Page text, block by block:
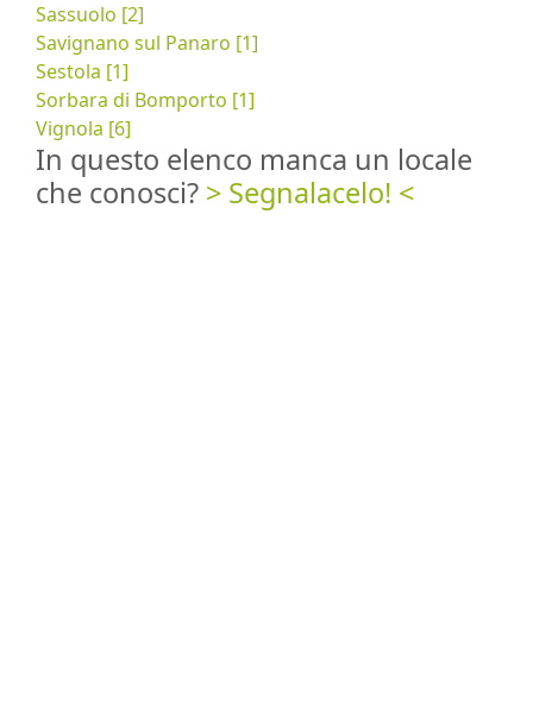
Sassuolo [2]
Savignano sul Panaro [1]
Sestola [1]
Sorbara di Bomporto [1]
Vignola [6]
In questo elenco manca un locale
che conosci? > Segnalacelo! <